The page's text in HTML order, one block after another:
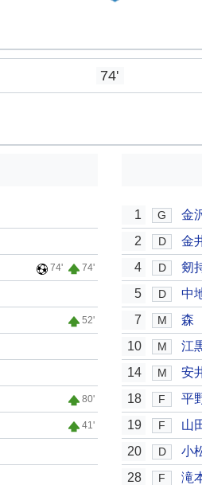
74'
74' 74'
52'
80'
41'
1 G
金
2
D
金
4
D
剱
5
D
中
7
M
森
10
M
江
14
M
安
18
F 平
19 F
山
20
D
小
28
F 滝